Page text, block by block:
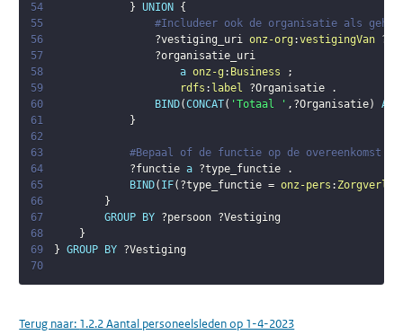
54
} UNION
{
55
#Includeer ook de organisatie als
56
?vestiging_uri onz-org :vestigingVan
57
?organisatie_uri
58
a onz-g : Business
;
59
rdfs : label ?Organisatie
.
60
BIND(CONCAT( 'Totaal ' , ?Organisatie) AS
61
}
62
63
#Bepaal of de functie op de overeenkomst
64
?functie a ?type_functie
.
65
BIND( IF( ?type_functie = onz-pers :
66
}
67
GROUP BY ?persoon ?Vestiging
68
}
69
} GROUP BY ?Vestiging
70
Terug naar: 1.2.2 Aantal personeelsleden op 1-4-2023